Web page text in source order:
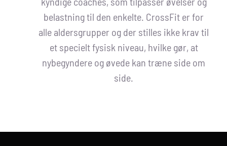
belastning til den enkelte. CrossFit er for
alle aldersgrupper og der stilles ikke krav til
et specielt fysisk niveau, hvilke gør, at
nybegyndere og øvede kan træne side om
side.